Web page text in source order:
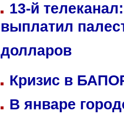
13-й
выплатил
долларов
Кризис в
В январе